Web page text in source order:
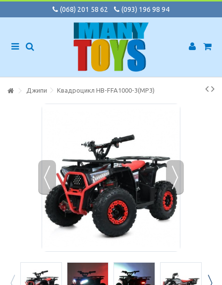
(068) 201 58 62 (093) 196 98 94
Джипи Квадроцикл HB-FFA1000-3(MP3)